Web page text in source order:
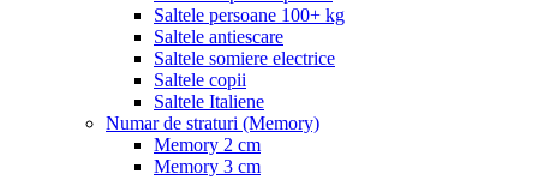
Saltele persoane 100+ kg
Saltele antiescare
Saltele somiere electrice
Saltele copii
Saltele Italiene
Numar de straturi (Memory)
Memory 2 cm
Memory 3 cm